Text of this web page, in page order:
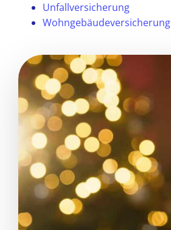
Unfallversicherung
Wohngebäudeversicherung